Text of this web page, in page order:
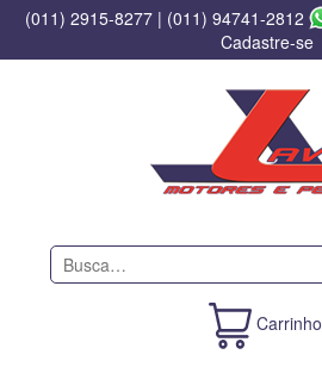
(011) 2915-8277 | (011) 94741-2812
Cadastre-se
Carrinho